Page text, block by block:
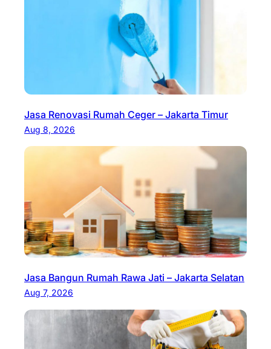
Jasa Renovasi Rumah Ceger – Jakarta Timur
Aug 8, 2026
Jasa Bangun Rumah Rawa Jati – Jakarta Selatan
Aug 7, 2026